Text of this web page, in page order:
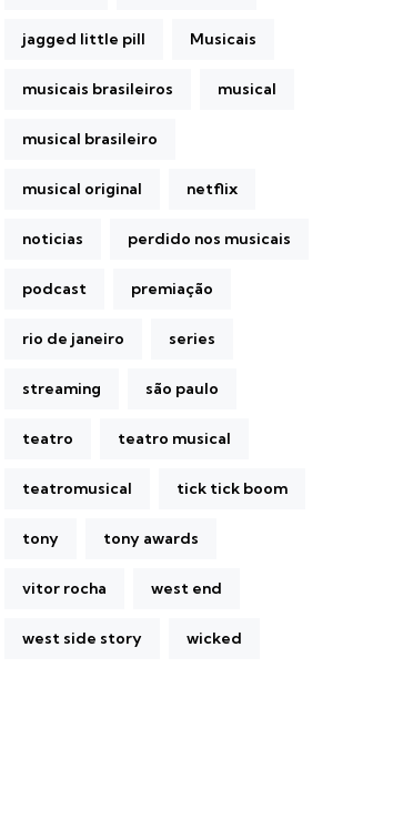
jagged little pill Musicais
musicais brasileiros musical
musical brasileiro
musical original netflix
noticias perdido nos musicais
podcast premiação
rio de janeiro series
streaming são paulo
teatro teatro musical
teatromusical tick tick boom
tony tony awards
vitor rocha west end
west side story wicked